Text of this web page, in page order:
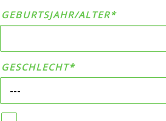
GEBURTSJAHR/ALTER*
GESCHLECHT*